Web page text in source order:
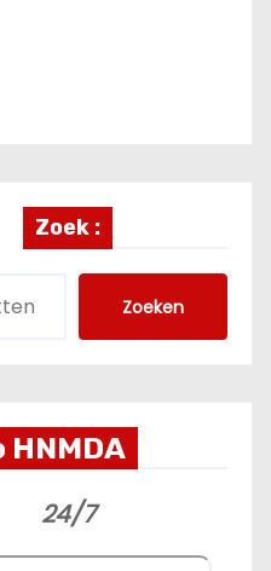
Zoek :
Zoeken
HNMDA
24/7